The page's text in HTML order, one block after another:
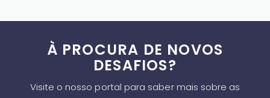
À PROCURA DE NOVOS
DESAFIOS?
Visite o nosso portal para saber mais sobre as